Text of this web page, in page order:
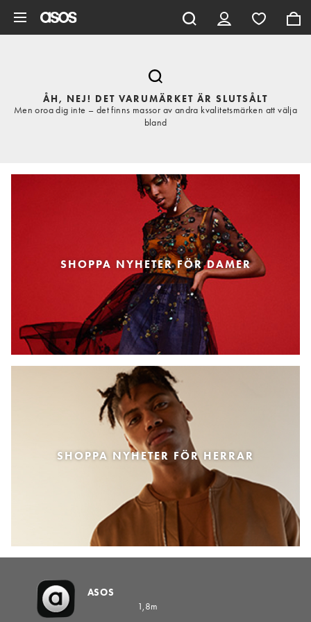
ÅH, NEJ! DET VARUMÄRKET ÄR SLUTSÅLT
Men oroa dig inte – det finns massor av andra kvalitetsmärken att välja
bland
SHOPPA NYHETER FÖR DAMER
SHOPPA NYHETER FÖR HERRAR
ASOS
1,8m